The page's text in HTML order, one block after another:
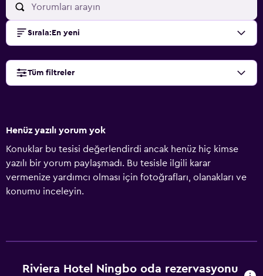
Sırala: En yeni
Tüm filtreler
Henüz yazılı yorum yok
Konuklar bu tesisi değerlendirdi ancak henüz hiç kimse
yazılı bir yorum paylaşmadı. Bu tesisle ilgili karar
vermenize yardımcı olması için fotoğrafları, olanakları ve
konumu inceleyin.
Riviera Hotel Ningbo oda rezervasyonu